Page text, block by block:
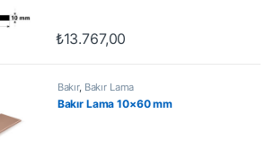
₺13.767,00
Bakır, Bakır Lama
Bakır Lama 10×60 mm